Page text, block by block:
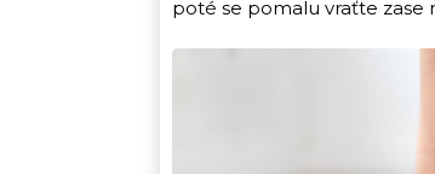
poté se pomalu vraťte zase